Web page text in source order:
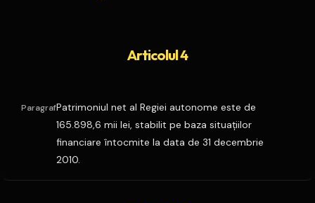
Articolul 4
ParagrafPatrimoniul net al Regiei autonome este de
165.898,6 mii lei, stabilit pe baza situaţiilor
financiare întocmite la data de 31 decembrie
2010.